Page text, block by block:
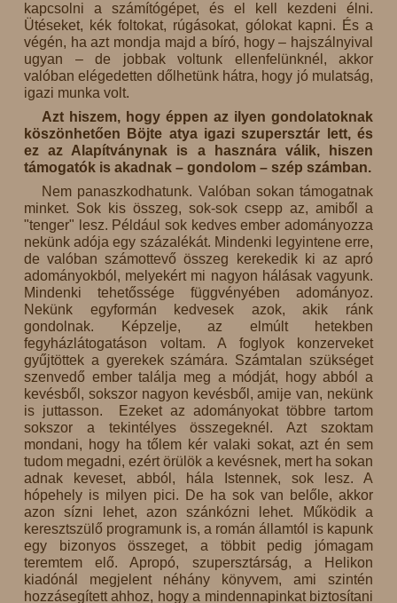
kapcsolni a számítógépet, és el kell kezdeni élni.
Ütéseket, kék foltokat, rúgásokat, gólokat kapni. És a
végén, ha azt mondja majd a bíró, hogy – hajszálnyival
ugyan – de jobbak voltunk ellenfelünknél, akkor
valóban elégedetten dőlhetünk hátra, hogy jó mulatság,
igazi munka volt.
Azt hiszem, hogy éppen az ilyen gondolatoknak
köszönhetően Böjte atya igazi szupersztár lett, és
ez az Alapítványnak is a hasznára válik, hiszen
támogatók is akadnak – gondolom – szép számban.
Nem panaszkodhatunk. Valóban sokan támogatnak
minket. Sok kis összeg, sok-sok csepp az, amiből a
"tenger" lesz. Például sok kedves ember adományozza
nekünk adója egy százalékát. Mindenki legyintene erre,
de valóban számottevő összeg kerekedik ki az apró
adományokból, melyekért mi nagyon hálásak vagyunk.
Mindenki tehetőssége függvényében adományoz.
Nekünk egyformán kedvesek azok, akik ránk
gondolnak. Képzelje, az elmúlt hetekben
fegyházlátogatáson voltam. A foglyok konzerveket
gyűjtöttek a gyerekek számára. Számtalan szükséget
szenvedő ember találja meg a módját, hogy abból a
kevésből, sokszor nagyon kevésből, amije van, nekünk
is juttasson. Ezeket az adományokat többre tartom
sokszor a tekintélyes összegeknél. Azt szoktam
mondani, hogy ha tőlem kér valaki sokat, azt én sem
tudom megadni, ezért örülök a kevésnek, mert ha sokan
adnak keveset, abból, hála Istennek, sok lesz. A
hópehely is milyen pici. De ha sok van belőle, akkor
azon sízni lehet, azon szánkózni lehet. Működik a
keresztszülő programunk is, a román államtól is kapunk
egy bizonyos összeget, a többit pedig jómagam
teremtem elő. Apropó, szupersztárság, a Helikon
kiadónál megjelent néhány könyvem, ami szintén
hozzásegített ahhoz, hogy a mindennapinkat biztosítani